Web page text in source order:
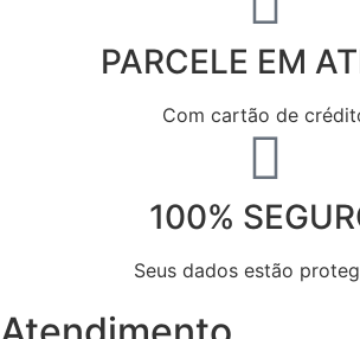
PARCELE EM
Com cartão de
100%
Seus dados estão